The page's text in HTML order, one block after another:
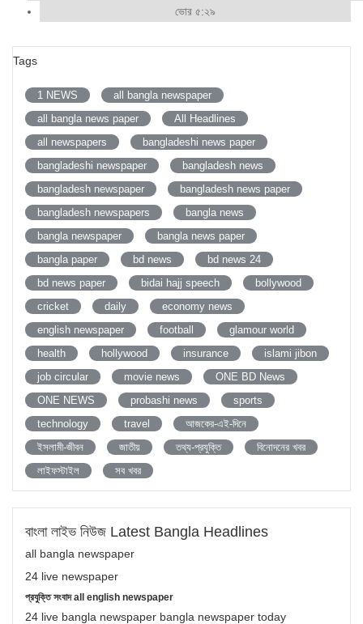
ভোর ৫:২৯
Tags
1 NEWS
all bangla newspaper
all bangla news paper
All Headlines
all newspapers
bangladeshi news paper
bangladeshi newspaper
bangladesh news
bangladesh newspaper
bangladesh news paper
bangladesh newspapers
bangla news
bangla newspaper
bangla news paper
bangla paper
bd news
bd news 24
bd news paper
bidai hajj speech
bollywood
cricket
daily
economy news
english newspaper
football
glamour world
health
hollywood insurance
islami jibon
job circular
movie news
ONE BD News
ONE NEWS
probashi news
sports
technology
travel
আজকের-এই-দিনে
ইসলামী-জীবন
জাতীয় তথ্য-প্রযুক্তি
বিনোদনের খবর
লাইফস্টাইল
সব খবর
বাংলা লাইভ নিউজ Latest Bangla Headlines
all bangla newspaper
24 live newspaper
প্রযুক্তি সংবাদ all english newspaper
24 live bangla newspaper bangla newspaper today